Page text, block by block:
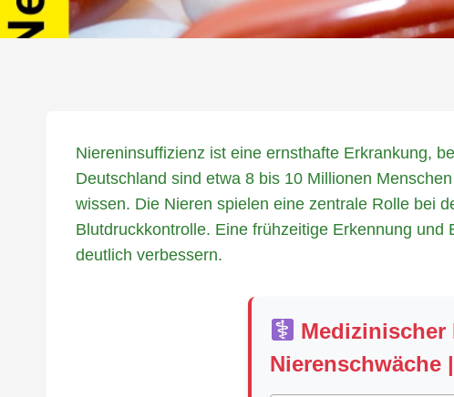
Niereninsuffizienz ist eine ernsthafte Erkrankung,
Deutschland sind etwa 8 bis 10 Millionen
wissen. Die Nieren spielen eine zentrale Rolle bei
Blutdruckkontrolle. Eine frühzeitige Erkennung
deutlich verbessern.
Medizinischer
Nierenschwäche